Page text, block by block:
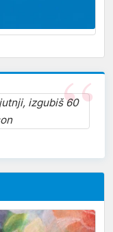
izgubiš 60